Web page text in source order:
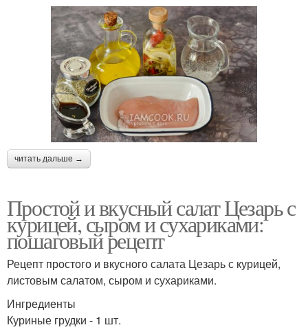
читать дальше →
Простой и вкусный салат Цезарь с
курицей, сыром и сухариками:
пошаговый рецепт
Рецепт простого и вкусного салата Цезарь с курицей,
листовым салатом, сыром и сухариками.
Ингредиенты
Куриные грудки - 1 шт.